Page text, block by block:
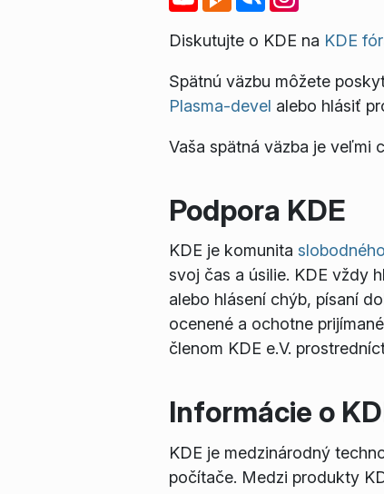
Diskutujte o KDE na KDE
Spätnú väzbu môžete
Plasma-devel alebo hlásiť
Vaša spätná väzba je veľmi
Podpora KDE
KDE je komunita
svoj čas a úsilie. KDE vždy
alebo hlásení chýb, písaní
ocenené a ochotne
členom KDE e.V.
Informácie o
KDE je medzinárodný
počítače. Medzi produkty